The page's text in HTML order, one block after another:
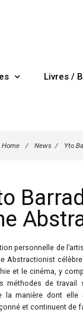
Livres /
Home / News / Yto
personnelle de
Abstractionist
et le cinéma, y
méthodes de
la manière dont elle
et continuent de